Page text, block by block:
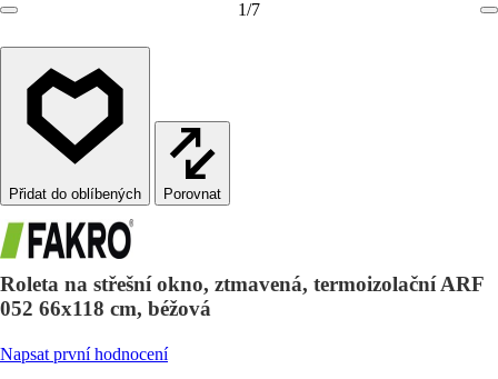
1/7
Porovnat
Roleta na střešní okno, ztmavená, termoizolační ARF
052 66x118 cm, béžová
Napsat první hodnocení